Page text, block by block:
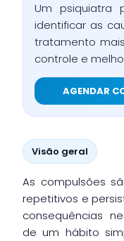
Um psiquiatra
identificar as
tratamento
controle e
AGENDAR
Visão geral
As compulsões
repetitivos e
consequências
de um hábito